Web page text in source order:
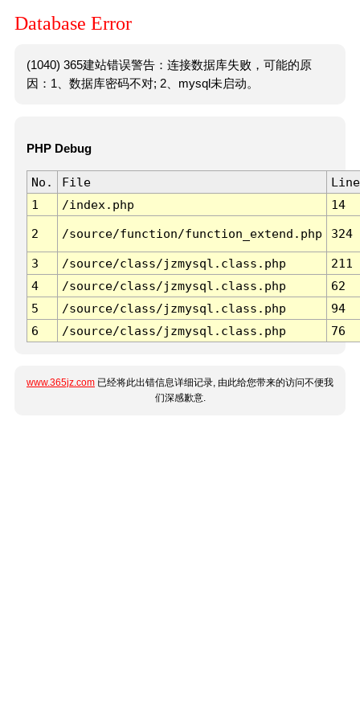
Database Error
(1040) 365建站错误警告：连接数据库失败，可能的原
因：1、数据库密码不对; 2、mysql未启动。
PHP Debug
No. File
Line
1
/index.php 14
2 /source/function/function_extend.php 324
3 /source/class/jzmysql.class.php
211
4
/source/class/jzmysql.class.php
62
5
/source/class/jzmysql.class.php
94
6
/source/class/jzmysql.class.php 76
www.365jz.com 已经将此出错信息详细记录, 由此给您带来的访问不便我
们深感歉意.